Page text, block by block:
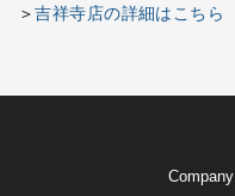
＞吉祥寺店の詳細はこちら
Company